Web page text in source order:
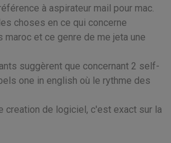
à aspirateur mail pour mac.
choses en ce qui concerne
maroc et ce genre de me jeta une
suggèrent que concernant 2 self-
one in english où le rythme des
creation de logiciel, c'est exact sur la